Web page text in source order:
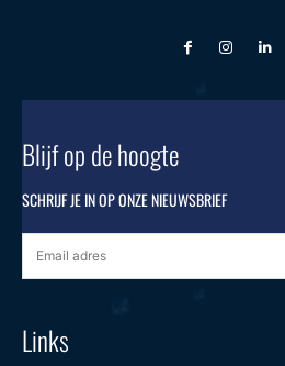
Blijf op de hoogte
SCHRIJF JE IN OP ONZE NIEUWSBRIEF
Links